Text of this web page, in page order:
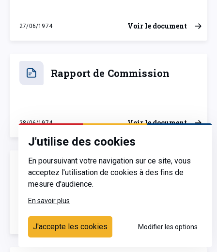
J'utilise des cookies
En poursuivant votre navigation sur ce site, vous
acceptez l'utilisation de cookies à des fins de
mesure d'audience.
En savoir plus
J'accepte les cookies Modifier les options
27/06/1974
jeudi 27 juin 1974
Voir le document
Rapport de Commission
28/06/1974
vendredi 28 juin 1974
Voir le document
projet de décret budgétaire
20/06/1974
jeudi 20 juin 1974